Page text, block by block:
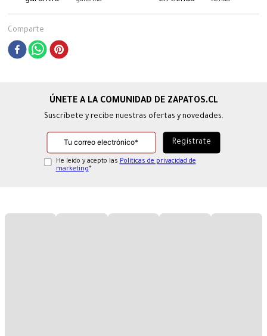
Comparte
Suscríbete y recibe nuestras ofertas y novedades.
He leído y acepto las Políticas de privacidad de
marketing*